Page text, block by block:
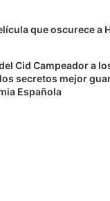
que oscurece a
Cid Campeador a
secretos mejor
Española